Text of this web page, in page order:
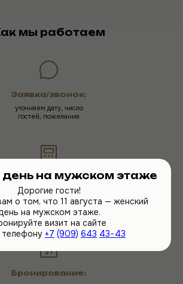
Бронирование:
Подбор формата:
Индивидуальный подход —
программы услуг подбираются
с учетом ваших пожеланий
Заявка/звонок:
уточняем дату, число
гостей, пожелания
мы работаем
на мужском этаже
Дорогие гости!
о том, что 11 августа — женский
на мужском этаже.
визит на сайте
телефону +7 (909) 643 43−43